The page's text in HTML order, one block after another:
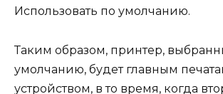
Использовать по умолчанию.
Таким образом, принтер,
умолчанию, будет главным
устройством, в то время, когда